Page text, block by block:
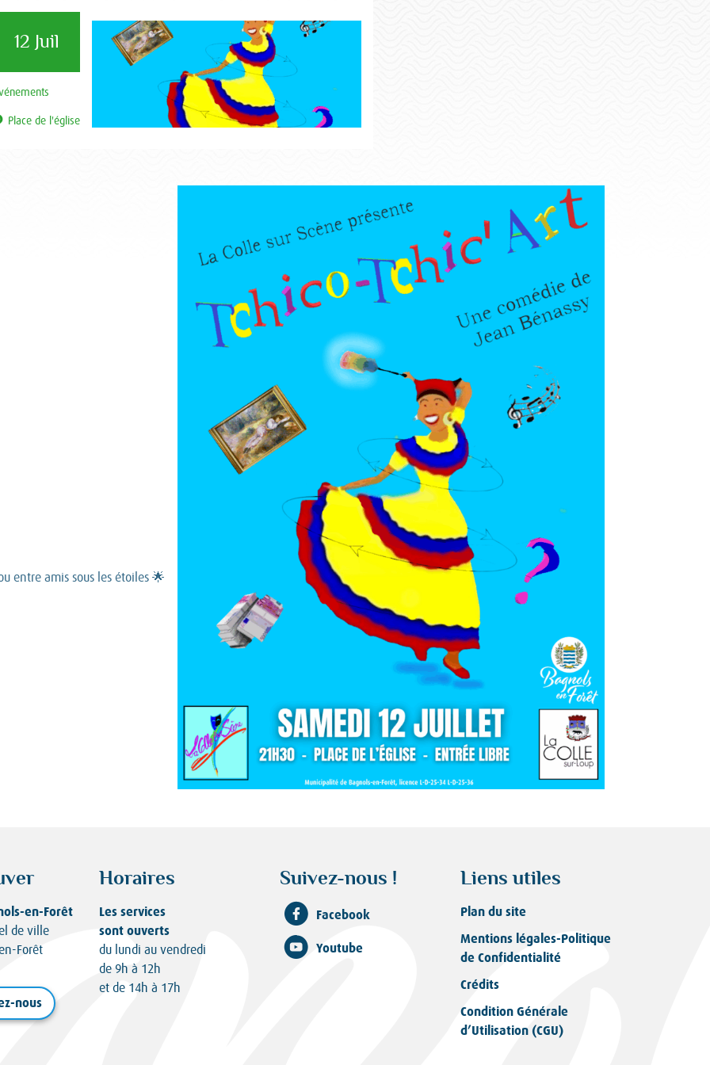
12 Juil
Place de l'église
entre amis sous les étoiles 🌟
en-Forêt
de ville
Forêt
nous
Horaires
Les services
sont ouverts
du lundi au vendredi
de 9h à 12h
et de 14h à 17h
Suivez-nous !
Facebook
Youtube
Liens utiles
Plan du site
Mentions légales-Politique
de Confidentialité
Crédits
Condition Générale
d’Utilisation (CGU)